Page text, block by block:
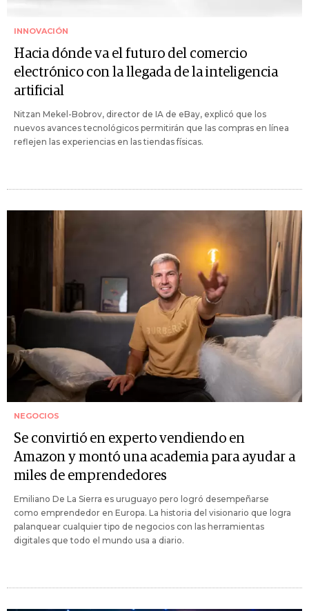
INNOVACIÓN
Hacia dónde va el futuro del comercio
electrónico con la llegada de la inteligencia
artificial
Nitzan Mekel-Bobrov, director de IA de eBay, explicó que los
nuevos avances tecnológicos permitirán que las compras en línea
reflejen las experiencias en las tiendas físicas.
NEGOCIOS
Se convirtió en experto vendiendo en
Amazon y montó una academia para ayudar a
miles de emprendedores
Emiliano De La Sierra es uruguayo pero logró desempeñarse
como emprendedor en Europa. La historia del visionario que logra
palanquear cualquier tipo de negocios con las herramientas
digitales que todo el mundo usa a diario.